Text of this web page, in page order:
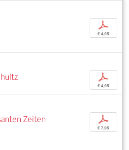
p
€ 4,95
p
€ 4,95
Zeiten
p
€ 7,95